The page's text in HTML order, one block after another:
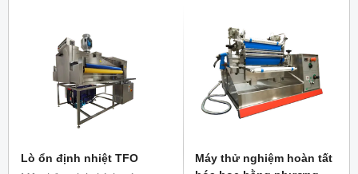
Lò ổn định nhiệt TFO
Máy thử nghiệm hoàn tất